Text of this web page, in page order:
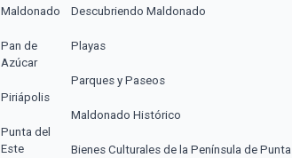
Maldonado
Pan de
Azúcar
Piriápolis
Punta del
Este
Descubriendo Maldonado
Playas
Parques y Paseos
Maldonado Histórico
Bienes Culturales de la Península de Punta